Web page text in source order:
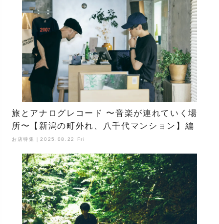
旅とアナログレコード 〜音楽が連れていく場
所〜【新潟の町外れ、八千代マンション】編
お店特集｜2025.08.22 Fri